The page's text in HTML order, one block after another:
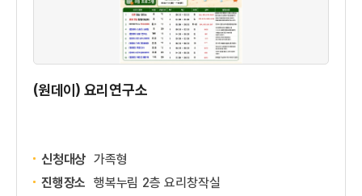
(원데이) 요리연구소
신청대상 가족형
진행장소 행복누림 2층 요리창작실